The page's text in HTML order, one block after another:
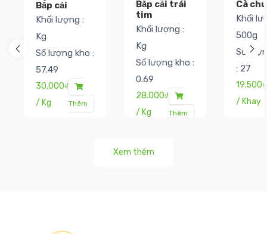
Bắp cải
Khối lượng :
Kg
Số lượng kho :
57.49
30.000₫
/ Kg
Thêm
Bắp cải trái
tim
Khối lượng :
Kg
Số lượng kho :
0.69
28.000₫
/ Kg
Thêm
Cà
Khối
500g
Số
: 27
19.500₫
/ Khay
Xem thêm